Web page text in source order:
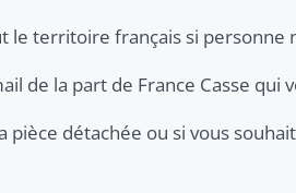
territoire français si personne
de la part de France Casse qui
détachée ou si vous